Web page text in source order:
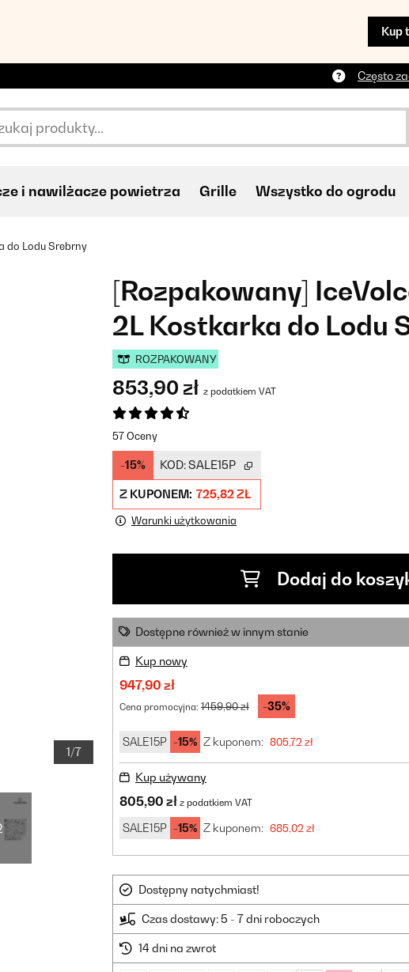
Kup
Często
i nawilżacze powietrza Grille Wszystko do ogrodu
do Lodu Srebrny
1/7
[Rozpakowany]
2L Kostkarka do Lodu
ROZPAKOWANY
853,90 zł z podatkiem VAT
57 Oceny
-15% KOD:SALE15P
Z KUPONEM: 725,82 ZŁ
Warunki użytkowania
Dodaj do
Dostępne również w innym stanie
Kup nowy
947,90 zł
Cena promocyjna: 1459,90 zł -35%
SALE15P -15% Z kuponem: 805,72 zł
Kup używany
805,90 zł z podatkiem VAT
SALE15P -15% Z kuponem: 685,02 zł
Dostępny natychmiast!
Czas dostawy: 5 - 7 dni roboczych
14 dni na zwrot